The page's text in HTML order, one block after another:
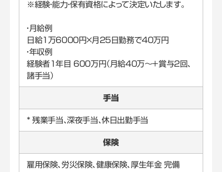
※経験・能力・保有資格によって決定いたします。
・月給例
日給1万6000円×月25日勤務で40万円
・年収例
経験者1年目 600万円（月給40万～＋賞与2回、
諸手当）
手当
* 残業手当、深夜手当、休日出勤手当
保険
雇用保険、労災保険、健康保険、厚生年金 完備